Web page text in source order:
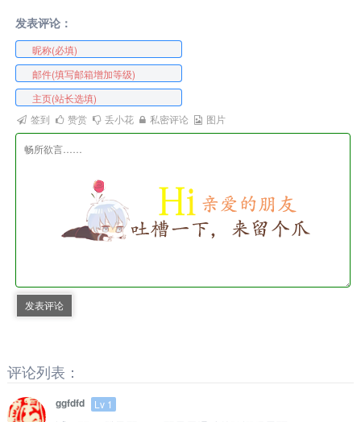
发表评论：
签到 赞赏 丢小花 私密评论 图片
发表评论
评论列表：
ggfdfd Lv 1